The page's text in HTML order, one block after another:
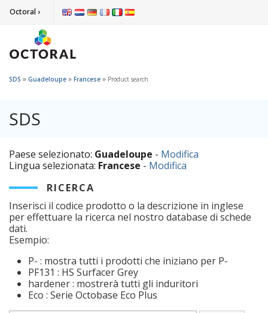
Octoral ›
SDS » Guadeloupe » Francese » Product search
SDS
Paese selezionato: Guadeloupe - Modifica
Lingua selezionata: Francese - Modifica
RICERCA
Inserisci il codice prodotto o la descrizione in inglese
per effettuare la ricerca nel nostro database di schede
dati.
Esempio:
P- : mostra tutti i prodotti che iniziano per P-
PF131 : HS Surfacer Grey
hardener : mostrerà tutti gli induritori
Eco : Serie Octobase Eco Plus